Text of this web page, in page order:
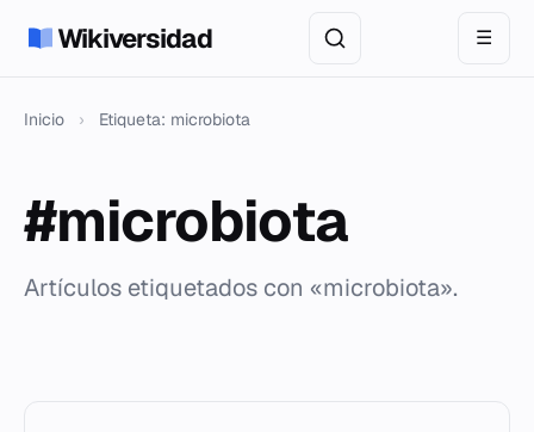
Wikiversidad ☰
Inicio › Etiqueta: microbiota
#microbiota
Artículos etiquetados con «microbiota».